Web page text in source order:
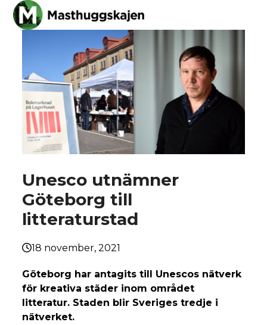
SkipOpen
mobile
Close
mobile
Unesco utnämner
Göteborg till
litteraturstad
18 november, 2021
Göteborg har antagits till Unescos nätverk
för kreativa städer inom området
litteratur. Staden blir Sveriges tredje i
nätverket.